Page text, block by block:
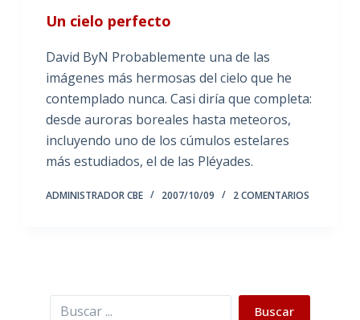
Un cielo perfecto
David ByN Probablemente una de las
imágenes más hermosas del cielo que he
contemplado nunca. Casi diría que completa:
desde auroras boreales hasta meteoros,
incluyendo uno de los cúmulos estelares
más estudiados, el de las Pléyades.
ADMINISTRADOR CBE 2007/10/09 2 COMENTARIOS
Buscar Buscar